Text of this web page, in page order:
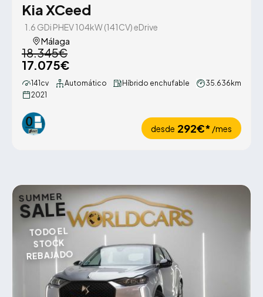
Kia XCeed
1.6 GDi PHEV 104kW (141CV) eDrive
Málaga
18.345€
17.075€
141cv Automático Híbrido enchufable
35.636km
2021
desde 292€* /mes
SUMMER
SALE
TODO EL
STOCK
REBAJADO